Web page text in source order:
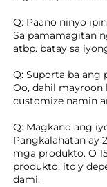
Q: Paano ninyo
Sa pamamagitan
atbp. batay sa
Q: Suporta ba ang
Oo, dahil
Q: Magkano ang
Pangkalahatan ay
mga produkto. O
produkto, ito'y
dami.